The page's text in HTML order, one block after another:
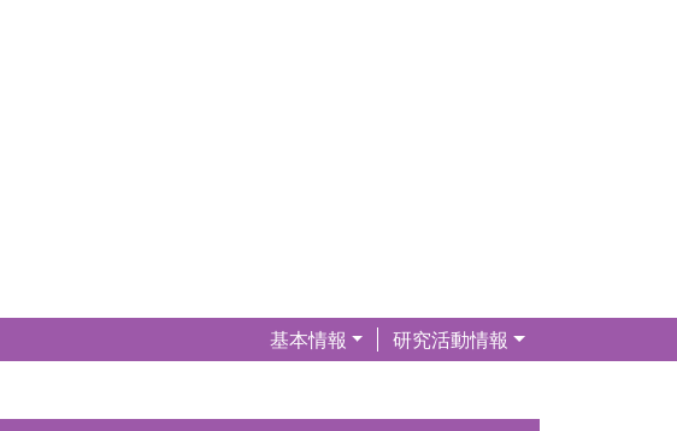
基本情報 研究活動情報